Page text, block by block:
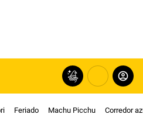
Feriado Machu Picchu Corredor